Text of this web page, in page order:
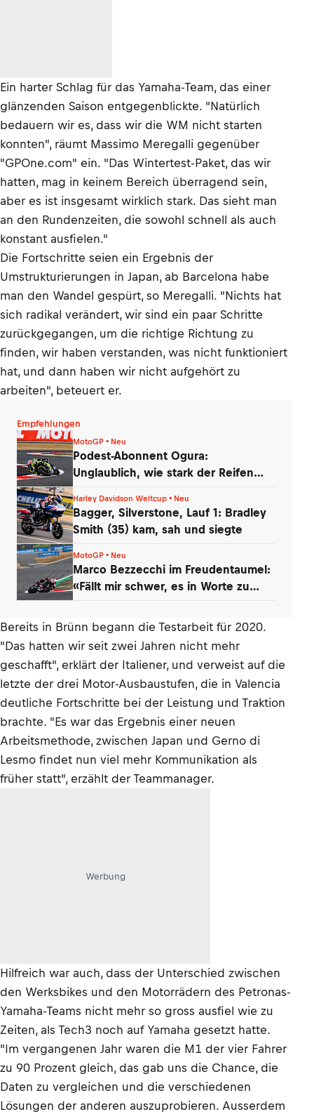
Ein harter Schlag für das Yamaha-Team, das einer
glänzenden Saison entgegenblickte. "Natürlich
bedauern wir es, dass wir die WM nicht starten
konnten", räumt Massimo Meregalli gegenüber
"GPOne.com" ein. "Das Wintertest-Paket, das wir
hatten, mag in keinem Bereich überragend sein,
aber es ist insgesamt wirklich stark. Das sieht man
an den Rundenzeiten, die sowohl schnell als auch
konstant ausfielen."
Die Fortschritte seien ein Ergebnis der
Umstrukturierungen in Japan, ab Barcelona habe
man den Wandel gespürt, so Meregalli. "Nichts hat
sich radikal verändert, wir sind ein paar Schritte
zurückgegangen, um die richtige Richtung zu
finden, wir haben verstanden, was nicht funktioniert
hat, und dann haben wir nicht aufgehört zu
arbeiten", beteuert er.
Empfehlungen
MotoGP • Neu
Podest-Abonnent Ogura:
Unglaublich, wie stark der Reifen
Harley Davidson Weltcup • Neu
Bagger, Silverstone, Lauf 1: Bradley
Smith (35) kam, sah und siegte
MotoGP • Neu
Marco Bezzecchi im Freudentaumel:
«Fällt mir schwer, es in Worte zu
Bereits in Brünn begann die Testarbeit für 2020.
"Das hatten wir seit zwei Jahren nicht mehr
geschafft", erklärt der Italiener, und verweist auf die
letzte der drei Motor-Ausbaustufen, die in Valencia
deutliche Fortschritte bei der Leistung und Traktion
brachte. "Es war das Ergebnis einer neuen
Arbeitsmethode, zwischen Japan und Gerno di
Lesmo findet nun viel mehr Kommunikation als
früher statt", erzählt der Teammanager.
Werbung
Hilfreich war auch, dass der Unterschied zwischen
den Werksbikes und den Motorrädern des Petronas-
Yamaha-Teams nicht mehr so gross ausfiel wie zu
Zeiten, als Tech3 noch auf Yamaha gesetzt hatte.
"Im vergangenen Jahr waren die M1 der vier Fahrer
zu 90 Prozent gleich, das gab uns die Chance, die
Daten zu vergleichen und die verschiedenen
Lösungen der anderen auszuprobieren. Ausserdem